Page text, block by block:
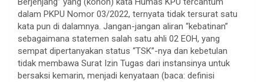
dalam PKPU Nomor 03/2022, ternyata tidak tersurat satu
kata pun di dalamnya. Jangan-jangan aliran “kebatinan”
sebagaimana statemen salah satu ahli 02 EOH, yang
sempat dipertanyakan status “TSK”-nya dan kebetulan
tidak membawa Surat Izin Tugas dari instansinya untuk
bersaksi kemarin, menjadi kenyataan (baca: definisi